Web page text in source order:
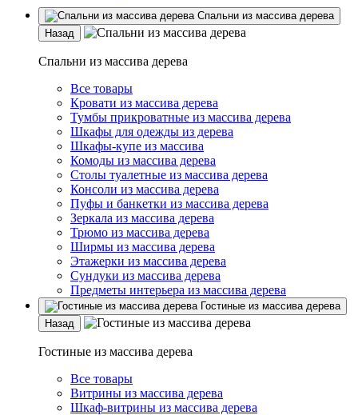
Спальни из массива дерева
Назад
Спальни из массива дерева
Все товары
Кровати из массива дерева
Тумбы прикроватные из массива дерева
Шкафы для одежды из дерева
Шкафы-купе из массива
Комоды из массива дерева
Столы туалетные из массива дерева
Консоли из массива дерева
Пуфы и банкетки из массива дерева
Зеркала из массива дерева
Трюмо из массива дерева
Ширмы из массива дерева
Этажерки из массива дерева
Сундуки из массива дерева
Предметы интерьера из массива дерева
Гостиные из массива дерева
Назад
Гостиные из массива дерева
Все товары
Витрины из массива дерева
Шкаф-витрины из массива дерева